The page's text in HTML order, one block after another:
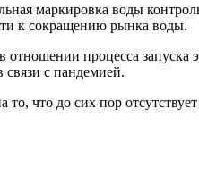
маркировка воды
к сокращению рынка воды.
процесса
связи с пандемией.
что до сих пор